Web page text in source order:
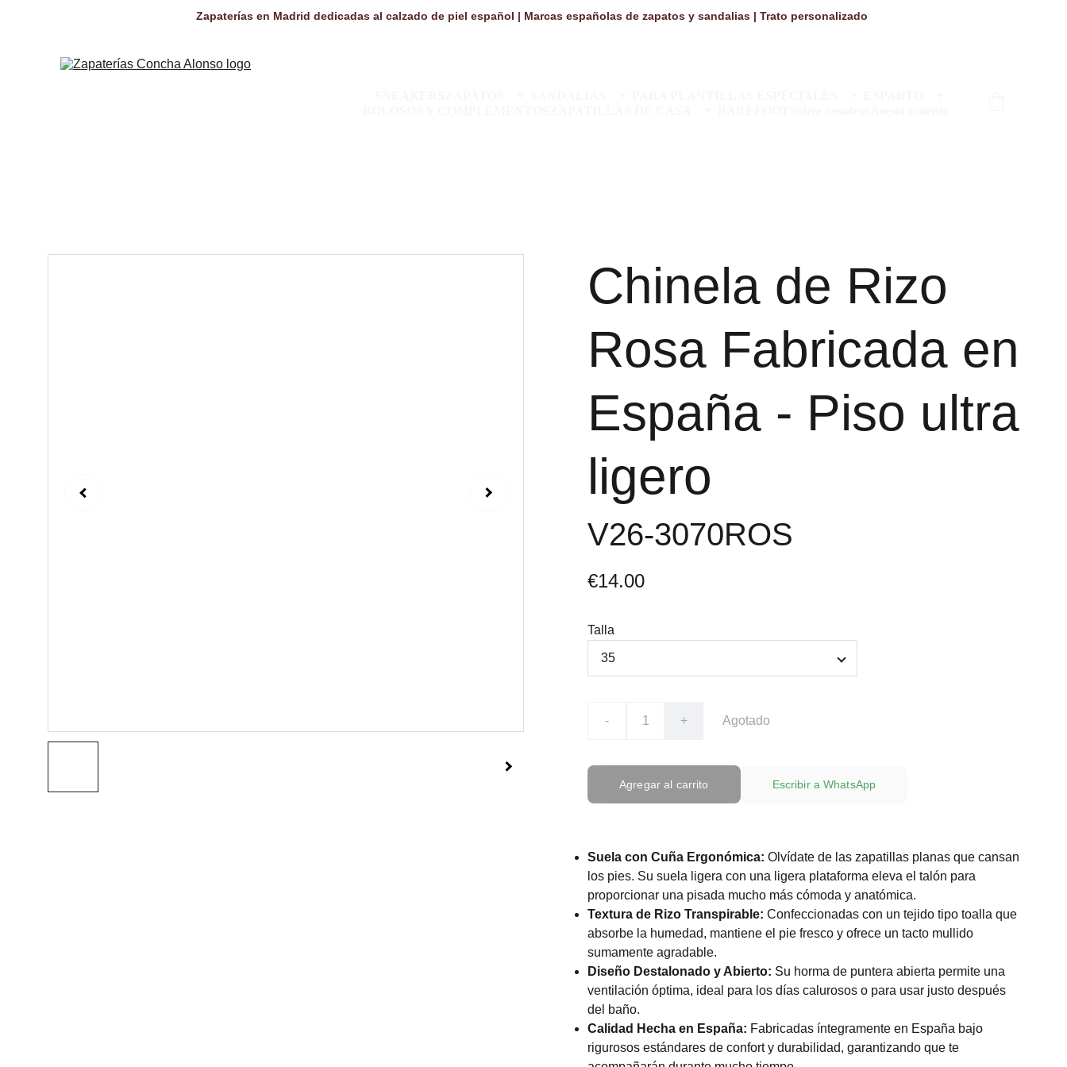
Zapaterías en Madrid dedicadas al calzado de piel español | Marcas españolas de zapatos y sandalias | Trato personalizado
Chinela de Rizo
Rosa Fabricada en
España - Piso ultra
ligero
V26-3070ROS
€14.00
Talla
- + Agotado
Agregar al carrito Escribir a WhatsApp
Suela con Cuña Ergonómica: Olvídate de las zapatillas planas que cansan
los pies. Su suela ligera con una ligera plataforma eleva el talón para
proporcionar una pisada mucho más cómoda y anatómica.
Textura de Rizo Transpirable: Confeccionadas con un tejido tipo toalla que
absorbe la humedad, mantiene el pie fresco y ofrece un tacto mullido
sumamente agradable.
Diseño Destalonado y Abierto: Su horma de puntera abierta permite una
ventilación óptima, ideal para los días calurosos o para usar justo después
del baño.
Calidad Hecha en España: Fabricadas íntegramente en España bajo
rigurosos estándares de confort y durabilidad, garantizando que te